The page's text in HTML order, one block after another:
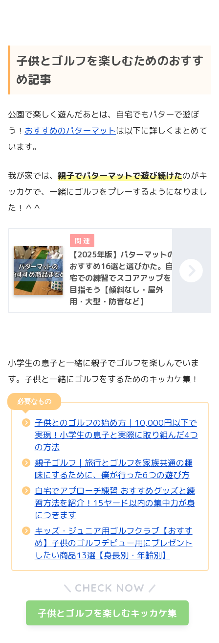
子供とゴルフを楽しむためのおすす
め記事
公園で楽しく遊んだあとは、自宅でもパターで遊ぼ
う！ おすすめのパターマットは以下に詳しくまとめて
います。
我が家では、 親子でパターマットで遊び続けたのがキ
ッカケで、一緒にゴルフをプレーするようになりまし
た！＾＾
【2025年版】パターマットの
おすすめ16選と選びかた。自
宅での練習でスコアアップを
目指そう【傾斜なし・屋外
用・大型・防音など】
小学生の息子と一緒に親子でゴルフを楽しんでいま
す。子供と一緒にゴルフをするためのキッカケ集！
必要なもの
子供とのゴルフの始め方｜10,000円以下で
実現！小学生の息子と実際に取り組んだ4つ
の方法
親子ゴルフ｜旅行とゴルフを家族共通の趣
味にするために、僕が行った6つの遊び方
自宅でアプローチ練習 おすすめグッズと練
習方法を紹介！15ヤード以内の集中力が身
につきます
キッズ・ジュニア用ゴルフクラブ【おすす
め】子供のゴルフデビュー用にプレゼント
したい商品13選【身長別・年齢別】
CHECK NOW
子供とゴルフを楽しむキッカケ集